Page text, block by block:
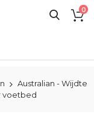
0
Australian - Wijdte
voetbed